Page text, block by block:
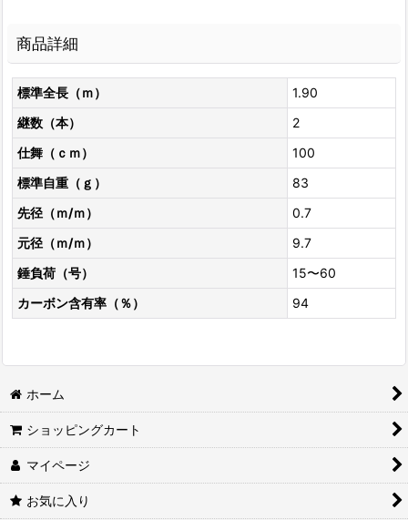
商品詳細
標準全長（ｍ）
1.90
継数（本）
2
仕舞（ｃｍ）
100
標準自重（ｇ）
83
先径（ｍ/ｍ）
0.7
元径（ｍ/ｍ）
9.7
錘負荷（号）
15〜60
カーボン含有率（％）
94
ホーム
ショッピングカート
マイページ
お気に入り